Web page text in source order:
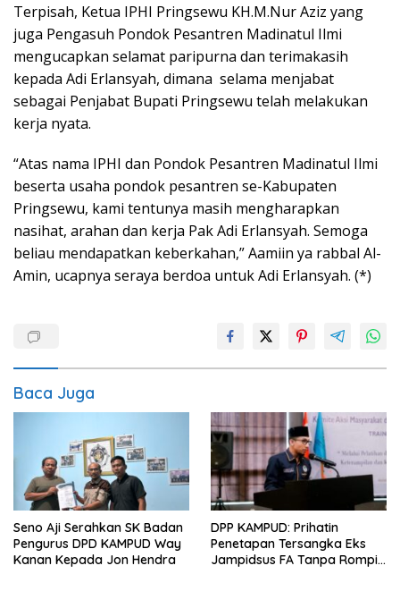
Terpisah, Ketua IPHI Pringsewu KH.M.Nur Aziz yang
juga Pengasuh Pondok Pesantren Madinatul Ilmi
mengucapkan selamat paripurna dan terimakasih
kepada Adi Erlansyah, dimana selama menjabat
sebagai Penjabat Bupati Pringsewu telah melakukan
kerja nyata.
“Atas nama IPHI dan Pondok Pesantren Madinatul Ilmi
beserta usaha pondok pesantren se-Kabupaten
Pringsewu, kami tentunya masih mengharapkan
nasihat, arahan dan kerja Pak Adi Erlansyah. Semoga
beliau mendapatkan keberkahan,” Aamiin ya rabbal Al-
Amin, ucapnya seraya berdoa untuk Adi Erlansyah. (*)
Baca Juga
Seno Aji Serahkan SK Badan
Pengurus DPD KAMPUD Way
Kanan Kepada Jon Hendra
DPP KAMPUD: Prihatin
Penetapan Tersangka Eks
Jampidsus FA Tanpa Rompi